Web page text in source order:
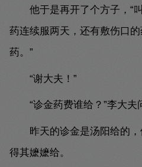
他于是再开了个方子，“
药连续服两天，还有敷伤口
药。”
“谢大夫！”
“诊金药费谁给？”李大夫
昨天的诊金是汤阳给的
得其嬷嬷给。